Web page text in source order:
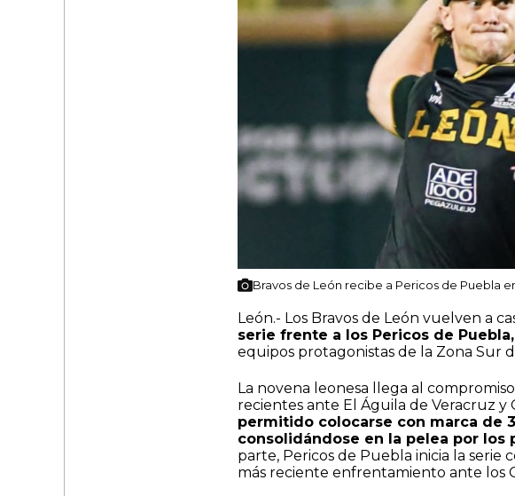
Bravos de León recibe a Pericos de Puebla
León.- Los Bravos de León vuelven a
serie frente a los Pericos de Puebla,
equipos protagonistas de la Zona Sur
La novena leonesa llega al
recientes ante El Águila de Veracruz y
permitido colocarse con marca de
consolidándose en la pelea por los
parte, Pericos de Puebla inicia la
más reciente enfrentamiento ante los